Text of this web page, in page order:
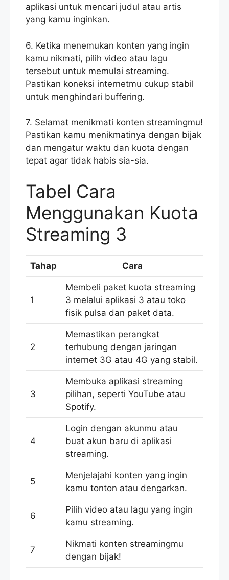
aplikasi untuk mencari judul atau artis
yang kamu inginkan.
6. Ketika menemukan konten yang ingin
kamu nikmati, pilih video atau lagu
tersebut untuk memulai streaming.
Pastikan koneksi internetmu cukup stabil
untuk menghindari buffering.
7. Selamat menikmati konten streamingmu!
Pastikan kamu menikmatinya dengan bijak
dan mengatur waktu dan kuota dengan
tepat agar tidak habis sia-sia.
Tabel Cara
Menggunakan Kuota
Streaming 3
Tahap Cara
1
Membeli paket kuota streaming
3 melalui aplikasi 3 atau toko
fisik pulsa dan paket data.
2
Memastikan perangkat
terhubung dengan jaringan
internet 3G atau 4G yang stabil.
3
Membuka aplikasi streaming
pilihan, seperti YouTube atau
Spotify.
4
Login dengan akunmu atau
buat akun baru di aplikasi
streaming.
5
Menjelajahi konten yang ingin
kamu tonton atau dengarkan.
6
Pilih video atau lagu yang ingin
kamu streaming.
7
Nikmati konten streamingmu
dengan bijak!